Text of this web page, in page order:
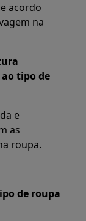
acordo
na
tipo de
e
as
roupa.
de roupa